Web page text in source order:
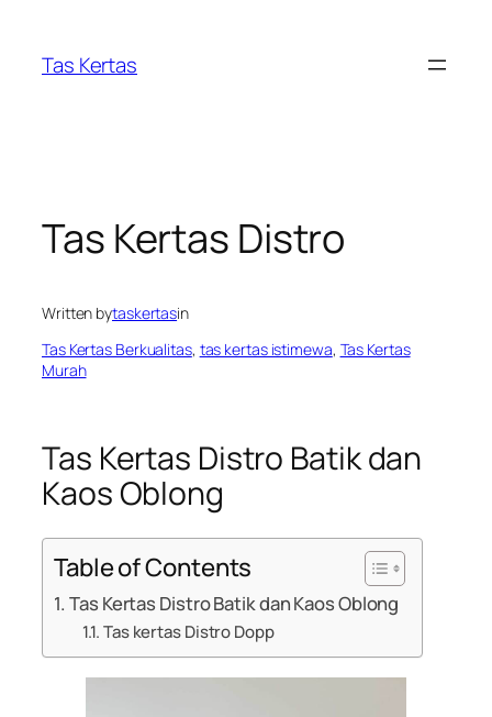
content
Tas Kertas
Tas Kertas Distro
Written bytaskertasin
Tas Kertas Berkualitas, tas kertas istimewa, Tas Kertas
Murah
Tas Kertas Distro Batik dan
Kaos Oblong
Table of Contents
Tas Kertas Distro Batik dan Kaos Oblong
Tas kertas Distro Dopp